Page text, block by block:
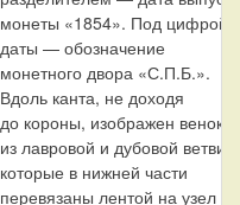
монеты «1854». Под цифрой
даты — обозначение
монетного двора «С.П.Б.».
Вдоль канта, не доходя
до короны, изображен венок
из лавровой и дубовой ветви,
которые в нижней части
перевязаны лентой на узел